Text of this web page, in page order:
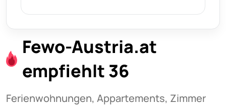
Fewo-Austria.at
empfiehlt 36
Ferienwohnungen, Appartements, Zimmer